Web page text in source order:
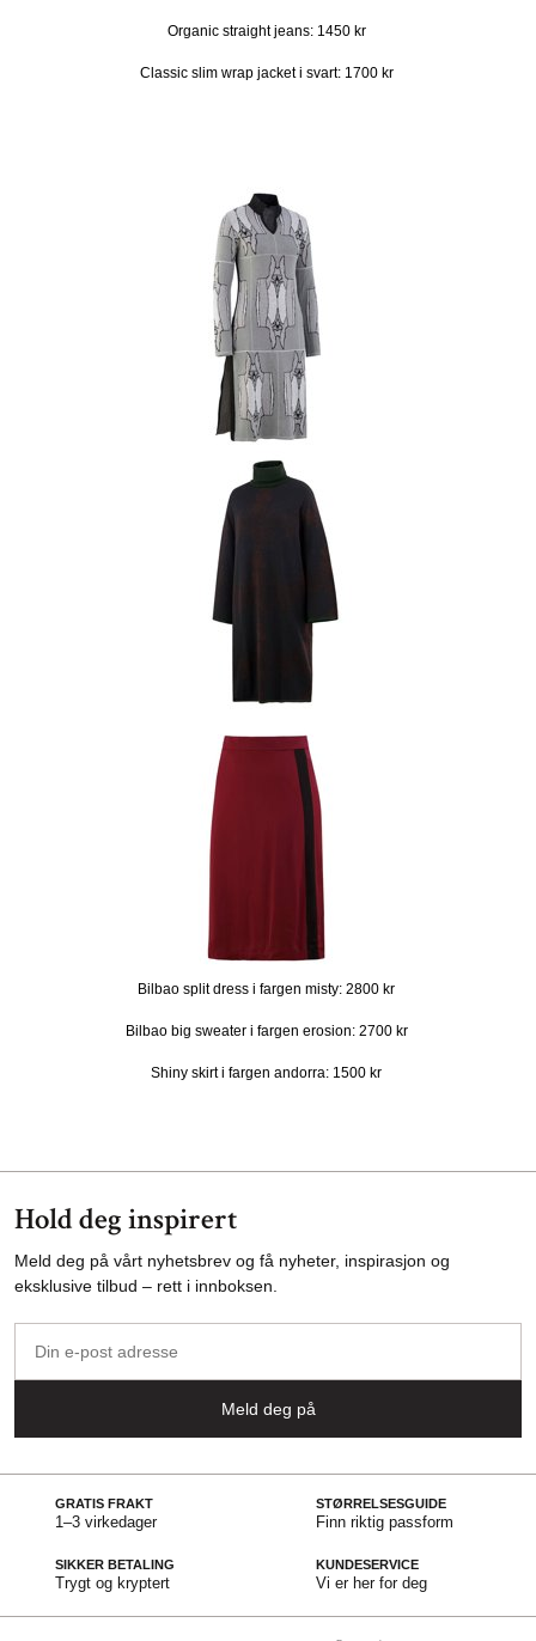
Organic straight jeans: 1450 kr
Classic slim wrap jacket i svart: 1700 kr
Bilbao split dress i fargen misty: 2800 kr
Bilbao big sweater i fargen erosion: 2700 kr
Shiny skirt i fargen andorra: 1500 kr
Hold deg inspirert
Meld deg på vårt nyhetsbrev og få nyheter, inspirasjon og
eksklusive tilbud – rett i innboksen.
post
Meld deg på
GRATIS FRAKT
1–3 virkedager
STØRRELSESGUIDE
Finn riktig passform
SIKKER BETALING
Trygt og kryptert
KUNDESERVICE
Vi er her for deg